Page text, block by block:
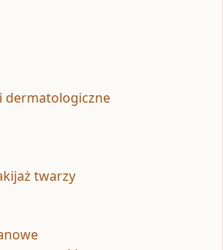
dermatologiczne
twarzy